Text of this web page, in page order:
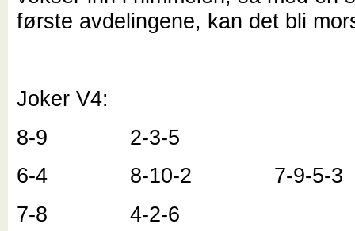
første avdelingene, kan det bli
Joker V4:
8-9 2-3-5
6-4 8-10-2 7-9-5-3
7-8 4-2-6